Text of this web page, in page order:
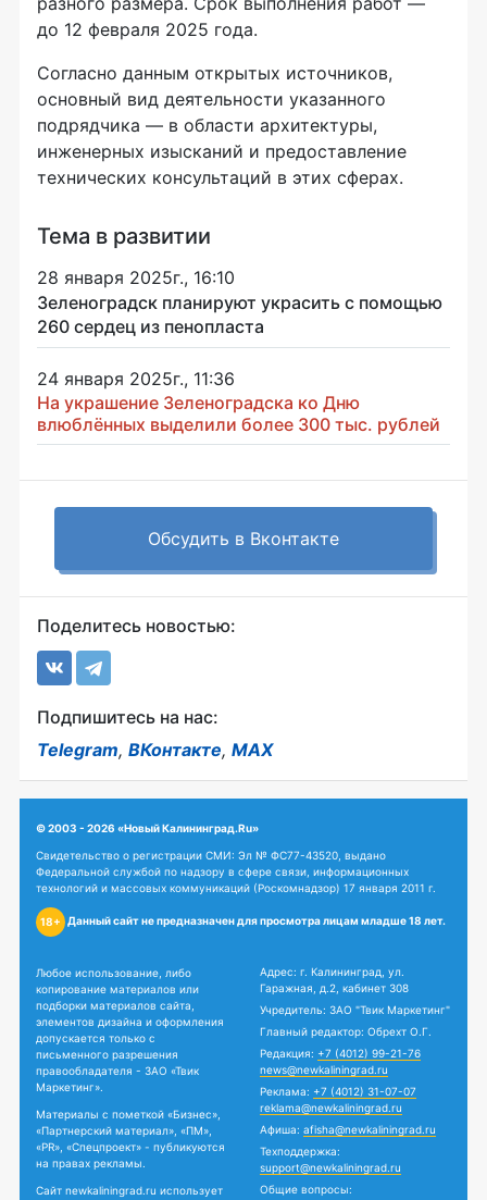
до 12 февраля 2025 года.
Согласно данным открытых источников,
основный вид деятельности указанного
подрядчика — в области архитектуры,
инженерных изысканий и предоставление
технических консультаций в этих сферах.
Тема в развитии
28 января 2025г., 16:10
Зеленоградск планируют украсить с помощью
260 сердец из пенопласта
24 января 2025г., 11:36
На украшение Зеленоградска ко Дню
влюблённых выделили более 300 тыс. рублей
Обсудить в Вконтакте
Поделитесь новостью:
Подпишитесь на нас:
Telegram, ВКонтакте, MAX
© 2003 - 2026 «Новый Калининград.Ru»
Свидетельство о регистрации СМИ: Эл № ФС77-43520, выдано
Федеральной службой по надзору в сфере связи, информационных
технологий и массовых коммуникаций (Роскомнадзор) 17 января 2011 г.
18+ Данный сайт не предназначен для просмотра лицам младше 18 лет.
Любое использование, либо
копирование материалов или
подборки материалов сайта,
элементов дизайна и оформления
допускается только с
письменного разрешения
правообладателя - ЗАО «Твик
Маркетинг».
Материалы с пометкой «Бизнес»,
«Партнерский материал», «ПМ»,
«PR», «Спецпроект» - публикуются
на правах рекламы.
Сайт newkaliningrad.ru использует
Адрес: г. Калининград, ул.
Гаражная, д.2, кабинет 308
Учредитель: ЗАО "Твик Маркетинг"
Главный редактор: Обрехт О.Г.
Редакция: +7 (4012) 99-21-76
news@newkaliningrad.ru
Реклама: +7 (4012) 31-07-07
reklama@newkaliningrad.ru
Афиша: afisha@newkaliningrad.ru
Техподдержка:
support@newkaliningrad.ru
Общие вопросы: